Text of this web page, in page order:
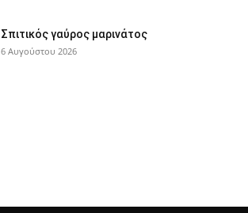
Σπιτικός γαύρος μαρινάτος
6 Αυγούστου 2026